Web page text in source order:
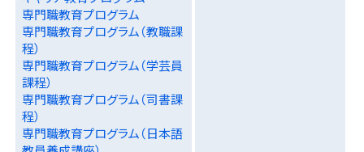
専門職教育プログラム
専門職教育プログラム（教職課
程）
専門職教育プログラム（学芸員
課程）
専門職教育プログラム（司書課
程）
専門職教育プログラム（日本語